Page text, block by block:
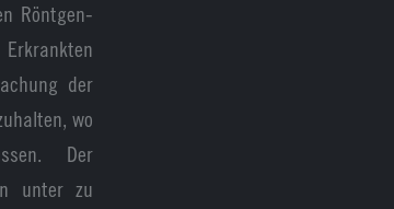
Röntgen-
der
wo
Der
unter zu